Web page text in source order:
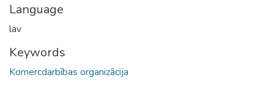
Language
lav
Keywords
Komercdarbības organizācija